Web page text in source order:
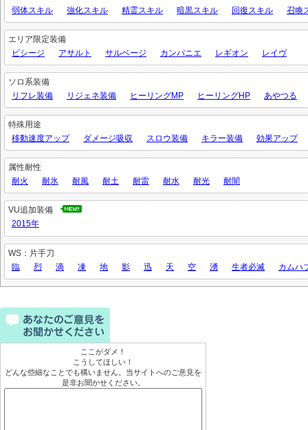
弱体スキル
強化スキル 精霊スキル 暗黒スキル 回復スキル 召喚
エリア限定装備
ビシージ
アサルト サルベージ カンパニエ レギオン レイヴ
ソロ系装備
リフレ装備
リジェネ装備 ヒーリングMP ヒーリングHP あやつる
特殊用途
移動速度アップ
ダメージ吸収 スロウ装備 キラー装備 効果アップ
属性耐性
耐火
耐氷 耐風 耐土 耐雷 耐水 耐光 耐闇
VU追加装備
2015年
WS：片手刀
臨
烈 滴 凍 地 影 迅 天 空 湧 生者必滅 カムハ
ここがダメ！
こうしてほしい！
どんな些細なことでも構いません。当サイトへのご意見を
是非お聞かせください。